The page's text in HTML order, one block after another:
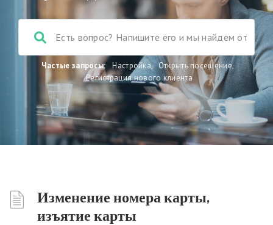
Частые запросы: Настройка, Открыть посещение,
Регистрация нового клиента
Изменение номера карты,
изъятие карты